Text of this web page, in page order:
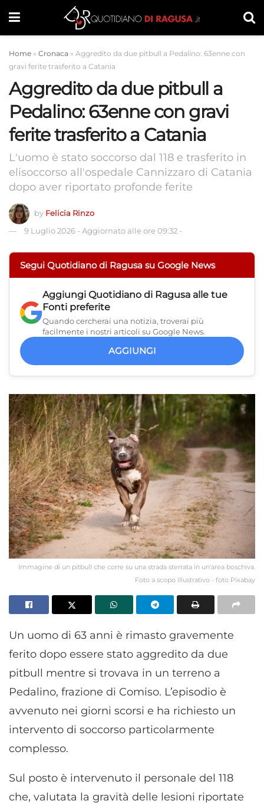
Home » Cronaca » Aggredito da due pitbull a Pedalino: 63enne con
gravi ferite trasferito a Catania
Aggredito da due pitbull a
Pedalino: 63enne con gravi
ferite trasferito a Catania
L'uomo è stato soccorso dal 118 e trasferito in
elisoccorso all'ospedale Cannizzaro di Catania
dopo aver riportato profonde ferite
by Felicia Rinzo
9 Luglio 2026 - Aggiornato alle ore 09:32 -
Segui Quotidiano di Ragusa su Google News
Aggiungi Quotidiano di Ragusa alle tue
Fonti preferite
Quando cercherai una notizia, troverai più
facilmente i nostri articoli su Google News.
AGGIUNGI
Immagine di un pitbull che corre su una strada sterrata in un'area boschiva.
Foto a scopo illustrativo - foto Pixabay
Un uomo di 63 anni è rimasto gravemente
ferito dopo essere stato aggredito da due
pitbull mentre si trovava in un terreno a
Pedalino, frazione di Comiso. L’episodio è
avvenuto nei giorni scorsi e ha richiesto un
intervento di soccorso particolarmente
complesso.
Sul posto è intervenuto il personale del 118
che, valutata la gravità delle lesioni riportate